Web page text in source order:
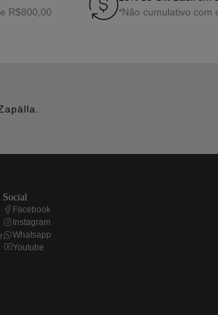
que sejam úteis para o dia a dia e
para homens que valorizam estilo, conforto e
R$800,00
*Não cumulativo com
social
Facebook
Instagram
Whatsapp
Youtube